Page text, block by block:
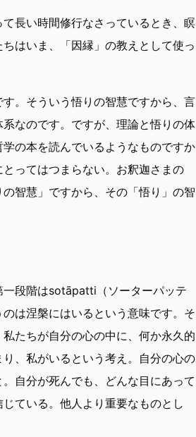
長い時間修行なさっているとき、瞑
はいま、「因縁」の教えとして使っ
。そういう悟りの智慧ですから、言
なのです。ですが、理論と悟りの体
の本を読んでいるようなものですか
ってはつまらない。お釈迦さまの
智慧」ですから、その「悟り」の智
一段階はsotāpatti（ソーターパッテ
は涅槃にはいるという意味です。そ
たちが自分の心の中に、何か永久的
、私がいるという考え。自分の心の
自分が死んでも、どんな目にあって
ている。他人より重要なものとし